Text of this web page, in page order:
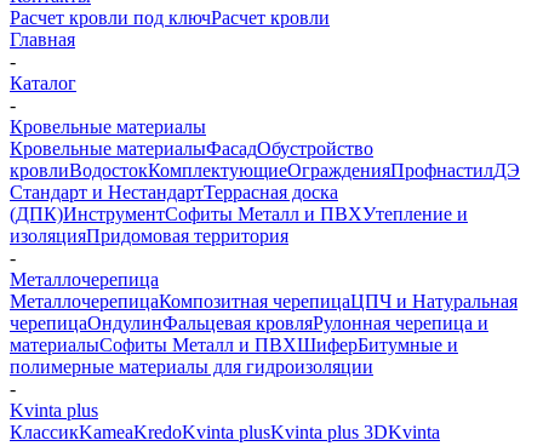
Расчет кровли под ключРасчет кровли
Главная
-
Каталог
-
Кровельные материалы
Кровельные материалыФасадОбустройство
кровлиВодостокКомплектующиеОгражденияПрофнастилДЭ
Стандарт и НестандартТеррасная доска
(ДПК)ИнструментСофиты Металл и ПВХУтепление и
изоляцияПридомовая территория
-
Металлочерепица
МеталлочерепицаКомпозитная черепицаЦПЧ и Натуральная
черепицаОндулинФальцевая кровляРулонная черепица и
материалыСофиты Металл и ПВХШиферБитумные и
полимерные материалы для гидроизоляции
-
Kvinta plus
КлассикKameaKredoKvinta plusKvinta plus 3DKvinta